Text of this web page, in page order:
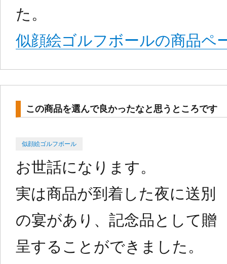
た。
似顔絵ゴルフボールの商品ペ
この商品を選んで良かったなと思うところです
Posted
on
似顔絵ゴルフボール
お世話になります。
実は商品が到着した夜に送別
の宴があり、記念品として贈
呈することができました。